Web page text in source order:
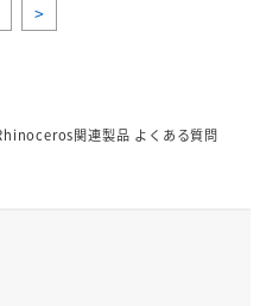
>
関連製品 よくある質問